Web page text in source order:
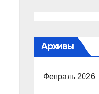
Архивы
Февраль 2026